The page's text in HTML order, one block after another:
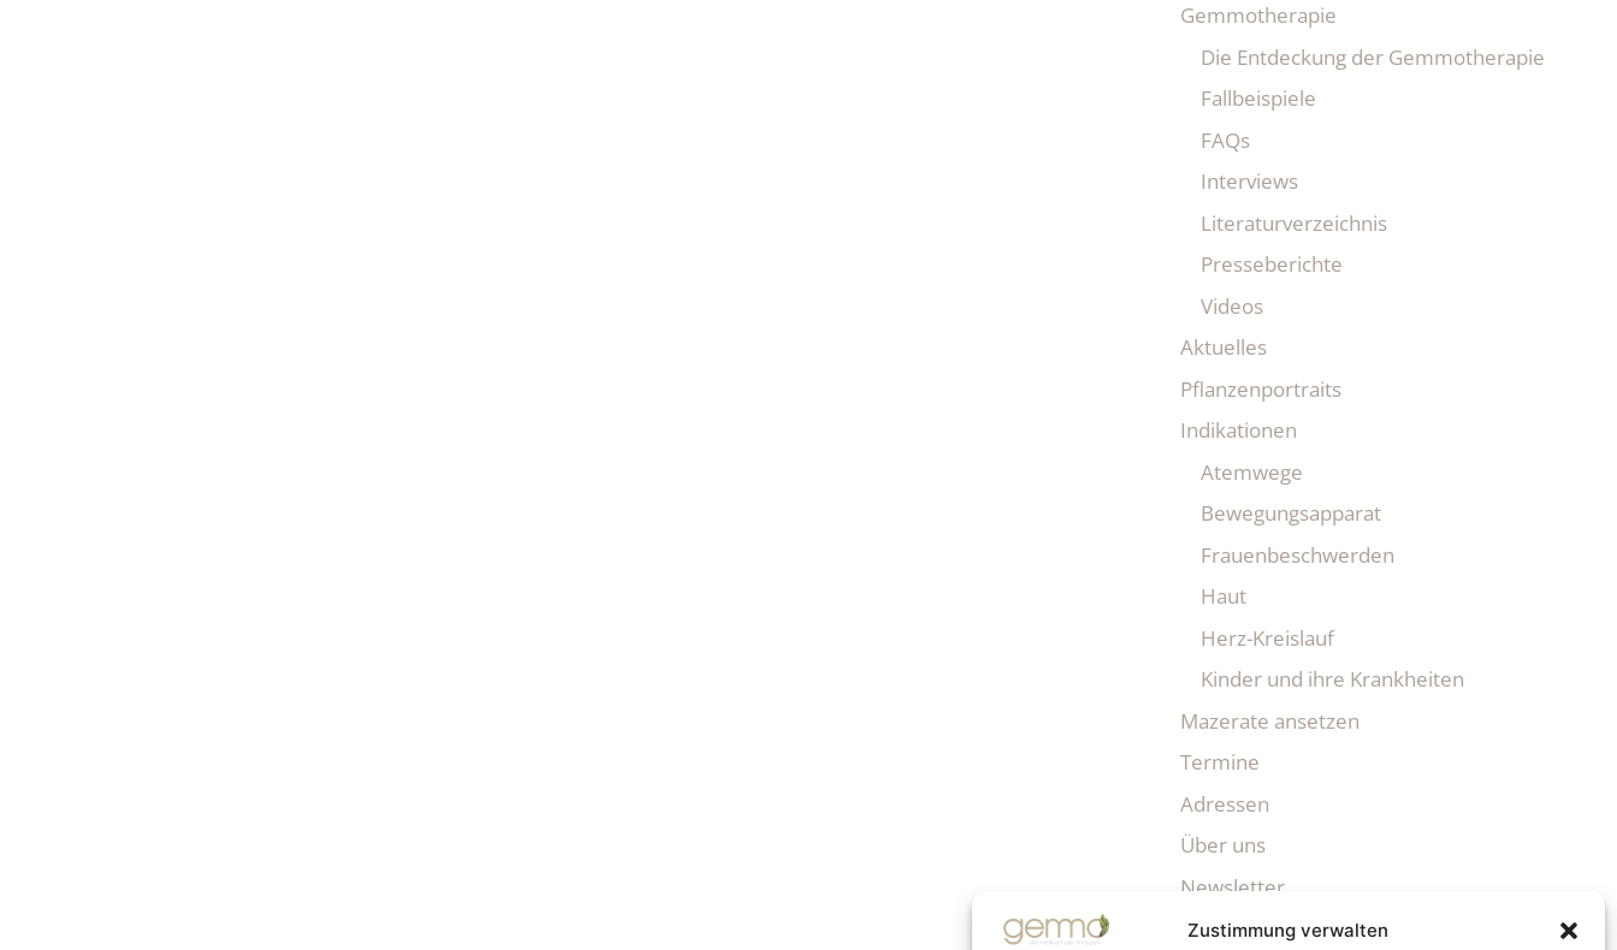
Zustimmung verwalten
Gemmotherapie
Die Entdeckung der Gemmotherapie
Fallbeispiele
FAQs
Interviews
Literaturverzeichnis
Presseberichte
Videos
Aktuelles
Pflanzenportraits
Indikationen
Atemwege
Bewegungsapparat
Frauenbeschwerden
Haut
Herz-Kreislauf
Kinder und ihre Krankheiten
Mazerate ansetzen
Termine
Adressen
Über uns
Newsletter